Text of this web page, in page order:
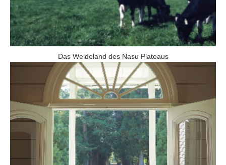
Das Weideland des Nasu Plateaus